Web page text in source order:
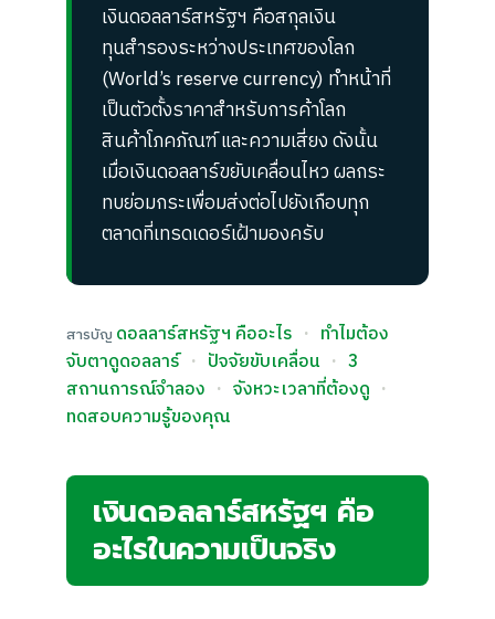
เงินดอลลาร์สหรัฐฯ คือสกุลเงิน
ทุนสำรองระหว่างประเทศของโลก
(World’s reserve currency) ทำหน้าที่
เป็นตัวตั้งราคาสำหรับการค้าโลก
สินค้าโภคภัณฑ์ และความเสี่ยง ดังนั้น
เมื่อเงินดอลลาร์ขยับเคลื่อนไหว ผลกระ
ทบย่อมกระเพื่อมส่งต่อไปยังเกือบทุก
ตลาดที่เทรดเดอร์เฝ้ามองครับ
สารบัญ ดอลลาร์สหรัฐฯ คืออะไร · ทำไมต้อง
จับตาดูดอลลาร์ · ปัจจัยขับเคลื่อน · 3
สถานการณ์จำลอง · จังหวะเวลาที่ต้องดู ·
ทดสอบความรู้ของคุณ
เงินดอลลาร์สหรัฐฯ คือ
อะไรในความเป็นจริง